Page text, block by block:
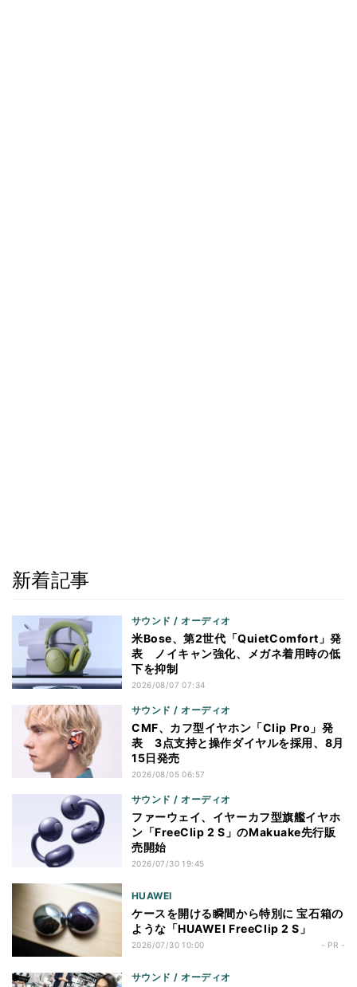
新着記事
サウンド / オーディオ
米Bose、第2世代「QuietComfort」発
表 ノイキャン強化、メガネ着用時の低
下を抑制
2026/08/07 07:34
サウンド / オーディオ
CMF、カフ型イヤホン「Clip Pro」発
表 3点支持と操作ダイヤルを採用、8月
15日発売
2026/08/05 06:57
サウンド / オーディオ
ファーウェイ、イヤーカフ型旗艦イヤホ
ン「FreeClip 2 S」のMakuake先行販
売開始
2026/07/30 19:45
HUAWEI
ケースを開ける瞬間から特別に 宝石箱の
ような「HUAWEI FreeClip 2 S」
2026/07/30 10:00 - PR -
サウンド / オーディオ